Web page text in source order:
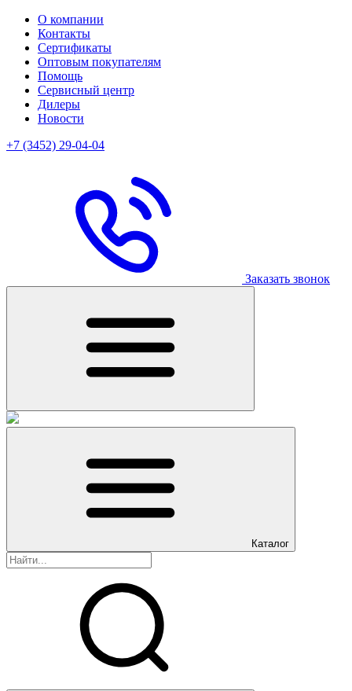
О компании
Контакты
Сертификаты
Оптовым покупателям
Помощь
Сервисный центр
Дилеры
Новости
+7 (3452) 29-04-04
Заказать звонок
Каталог